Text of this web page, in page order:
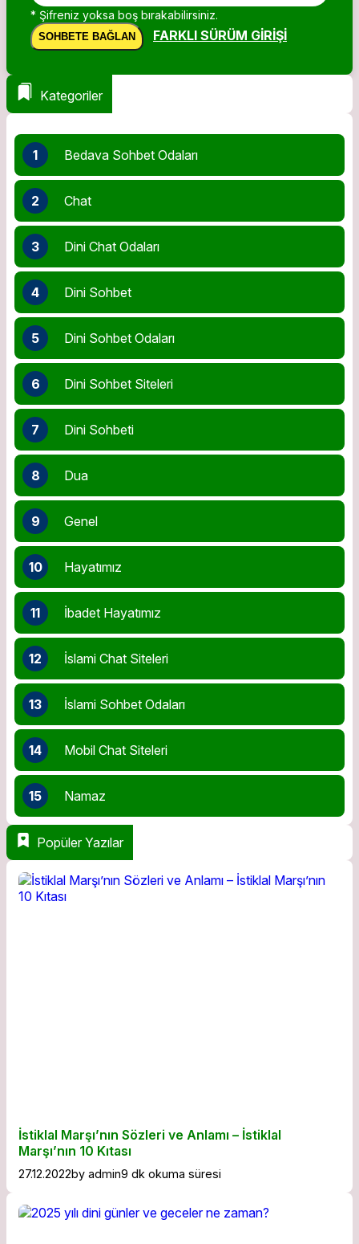
* Şifreniz yoksa boş bırakabilirsiniz.
SOHBETE BAĞLAN FARKLI SÜRÜM GIRIŞI
Kategoriler
1 Bedava Sohbet Odaları
2 Chat
3 Dini Chat Odaları
4 Dini Sohbet
5 Dini Sohbet Odaları
6 Dini Sohbet Siteleri
7 Dini Sohbeti
8 Dua
9 Genel
10 Hayatımız
11 İbadet Hayatımız
12 İslami Chat Siteleri
13 İslami Sohbet Odaları
14 Mobil Chat Siteleri
15 Namaz
Popüler Yazılar
İstiklal Marşı’nın Sözleri ve Anlamı – İstiklal
Marşı’nın 10 Kıtası
27.12.2022by admin9 dk okuma süresi